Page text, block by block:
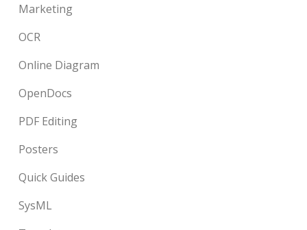
Marketing
OCR
Online Diagram
OpenDocs
PDF Editing
Posters
Quick Guides
SysML